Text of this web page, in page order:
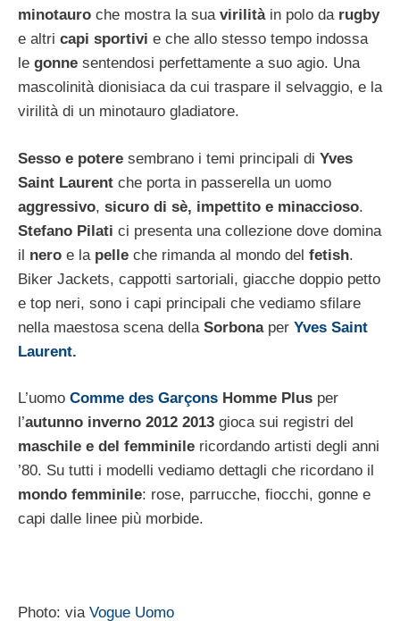
minotauro che mostra la sua virilitàin polo da rugby
e altri capi sportivi e che allo stesso tempo indossa
le gonne sentendosi perfettamente a suo agio. Una
mascolinità dionisiaca da cui traspare il selvaggio, e la
virilità di un minotauro gladiatore.
Sesso e potere sembrano i temi principali di Yves
Saint Laurent che porta in passerella un uomo
aggressivo, sicuro di sè, impettito e minaccioso.
Stefano Pilati ci presenta una collezione dove domina
il nero e la pelle che rimanda al mondo del fetish.
Biker Jackets, cappotti sartoriali, giacche doppio petto
e top neri, sono i capi principali che vediamo sfilare
nella maestosa scena della Sorbonaper Yves Saint
Laurent.
L’uomo Comme des Garçons Homme Plus per
l’autunno inverno 2012 2013 gioca sui registri del
maschile e del femminile ricordando artisti degli anni
’80. Su tutti i modelli vediamo dettagli che ricordano il
mondo femminile: rose, parrucche, fiocchi, gonne e
capi dalle linee più morbide.
Photo: via Vogue Uomo